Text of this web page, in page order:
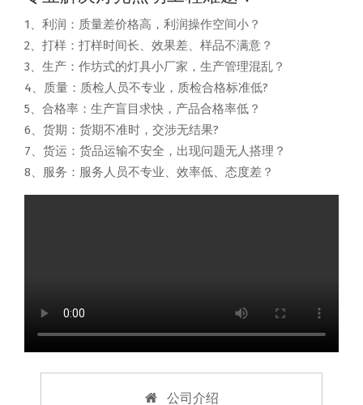
1、利润：质量差价格高，利润操作空间小？
2、打样：打样时间长、效果差、样品不满意？
3、生产：作坊式的灯具小厂家，生产管理混乱？
4、质量：质检人员不专业，质检合格标准低?
5、合格率：生产盲目求快，产品合格率低？
6、货期：货期不准时，交涉无结果?
7、货运：货品运输不安全，出现问题无人搭理？
8、服务：服务人员不专业、效率低、态度差？
公司介绍